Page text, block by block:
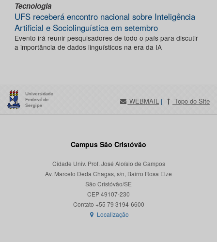
Tecnologia
UFS receberá encontro nacional sobre Inteligência
Artificial e Sociolinguística em setembro
Evento irá reunir pesquisadores de todo o país para discutir
a importância de dados linguísticos na era da IA
WEBMAIL | Topo do Site
Campus São Cristóvão
Cidade Univ. Prof. José Aloísio de Campos
Av. Marcelo Deda Chagas, s/n, Bairro Rosa Elze
São Cristóvão/SE
CEP 49107-230
Localização